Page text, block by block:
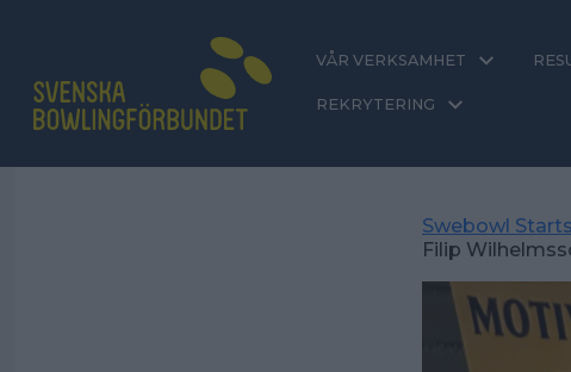
VÅR VERKSAMHET
REKRYTERING
Swebowl
Filip